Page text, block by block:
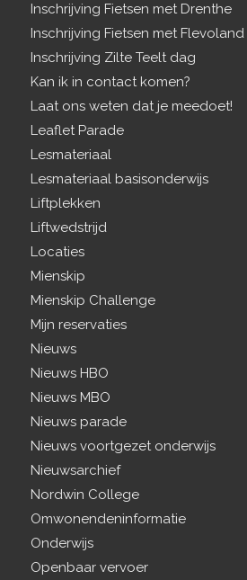
Inschrijving Fietsen met Drenthe
Inschrijving Fietsen met Flevoland
Inschrijving Zilte Teelt dag
Kan ik in contact komen?
Laat ons weten dat je meedoet!
Leaflet Parade
Lesmateriaal
Lesmateriaal basisonderwijs
Liftplekken
Liftwedstrijd
Locaties
Mienskip
Mienskip Challenge
Mijn reservaties
Nieuws
Nieuws HBO
Nieuws MBO
Nieuws parade
Nieuws voortgezet onderwijs
Nieuwsarchief
Nordwin College
Omwonendeninformatie
Onderwijs
Openbaar vervoer